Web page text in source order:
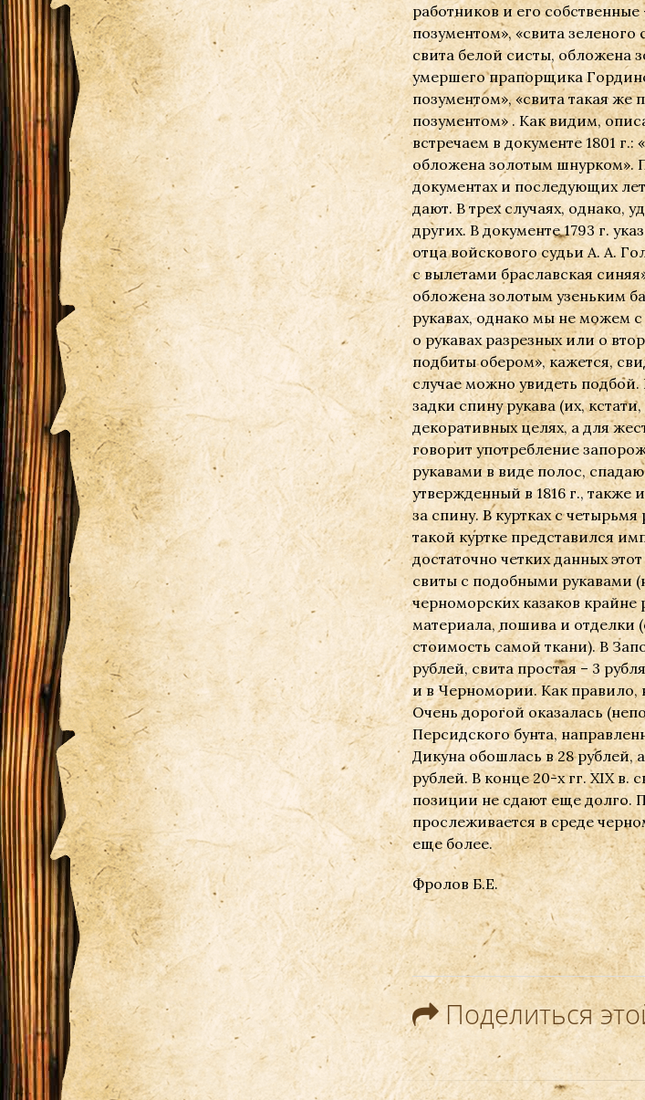
работников и его
позументом», «свита
свита белой систы, обложена
умершего прапорщика
позументом», «свита такая же
позументом» . Как видим,
встречаем в документе 1801
обложена золотым шнурком».
документах и последующих
дают. В трех случаях, однако,
других. В документе 1793 г.
отца войскового судьи А. А.
с вылетами браславская
обложена золотым узеньким
рукавах, однако мы не можем
о рукавах разрезных или о
подбиты обером», кажется,
случае можно увидеть
задки спину рукава (их,
декоративных целях, а для
говорит употребление
рукавами в виде полос,
утвержденный в 1816 г., также
за спину. В куртках с
такой куртке представился
достаточно четких данных
свиты с подобными рукавами
черноморских казаков крайне
материала, пошива и отделки
стоимость самой ткани). В
рублей, свита простая – 3
и в Черномории. Как правило,
Очень дорогой оказалась
Персидского бунта,
Дикуна обошлась в 28 рублей,
рублей. В конце 20-х гг. ХIХ в.
позиции не сдают еще долго.
прослеживается в среде
еще более.
Фролов Б.Е.
Поделиться